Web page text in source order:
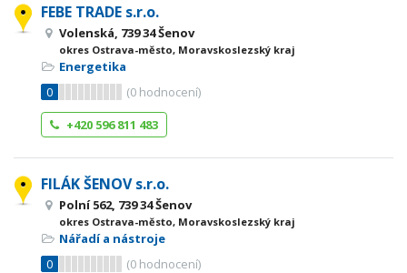
FEBE TRADE s.r.o.
Volenská, 739 34 Šenov
okres Ostrava-město, Moravskoslezský kraj
Energetika
0
(0 hodnocení)
+420 596 811 483
FILÁK ŠENOV s.r.o.
Polní 562, 739 34 Šenov
okres Ostrava-město, Moravskoslezský kraj
Nářadí a nástroje
0
(0 hodnocení)